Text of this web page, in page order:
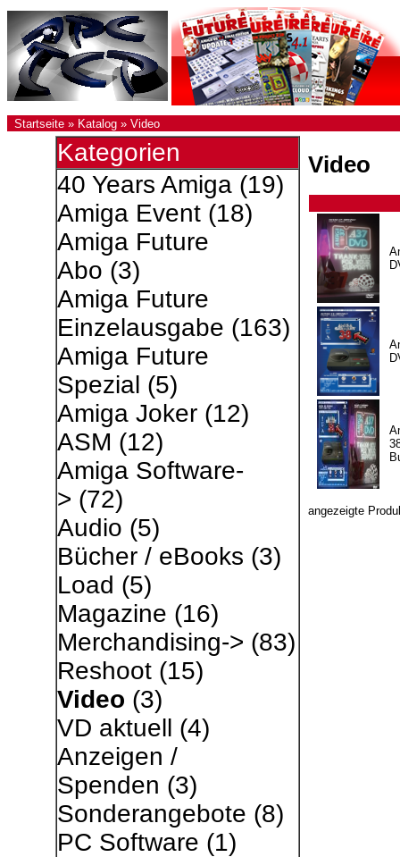
Startseite » Katalog » Video
Kategorien
40 Years Amiga (19)
Amiga Event (18)
Amiga Future
Abo (3)
Amiga Future
Einzelausgabe (163)
Amiga Future
Spezial (5)
Amiga Joker (12)
ASM (12)
Amiga Software-
> (72)
Audio (5)
Bücher / eBooks (3)
Load (5)
Magazine (16)
Merchandising-> (83)
Reshoot (15)
Video (3)
VD aktuell (4)
Anzeigen /
Spenden (3)
Sonderangebote (8)
PC Software (1)
Video
angezeigte